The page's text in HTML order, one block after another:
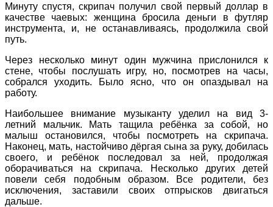
Минуту спустя, скрипач получил свой первый доллар в
качестве чаевых: женщина бросила деньги в футляр
инструмента, и, не останавливаясь, продолжила свой
путь.
Через несколько минут один мужчина прислонился к
стене, чтобы послушать игру, но, посмотрев на часы,
собрался уходить. Было ясно, что он опаздывал на
работу.
Наибольшее внимание музыканту уделил на вид 3-
летний мальчик. Мать тащила ребёнка за собой, но
малыш остановился, чтобы посмотреть на скрипача.
Наконец, мать, настойчиво дёргая сына за руку, добилась
своего, и ребёнок последовал за ней, продолжая
оборачиваться на скрипача. Несколько других детей
повели себя подобным образом. Все родители, без
исключения, заставили своих отпрысков двигаться
дальше.